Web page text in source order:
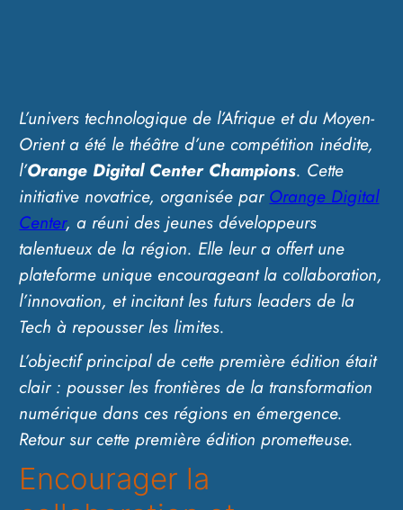
L’univers technologique de l’Afrique et du Moyen-
Orient a été le théâtre d’une compétition inédite,
l’Orange Digital Center Champions. Cette
initiative novatrice, organisée par Orange Digital
Center, a réuni des jeunes développeurs
talentueux de la région. Elle leur a offert une
plateforme unique encourageant la collaboration,
l’innovation, et incitant les futurs leaders de la
Tech à repousser les limites.
L’objectif principal de cette première édition était
clair : pousser les frontières de la transformation
numérique dans ces régions en émergence.
Retour sur cette première édition prometteuse.
Encourager la